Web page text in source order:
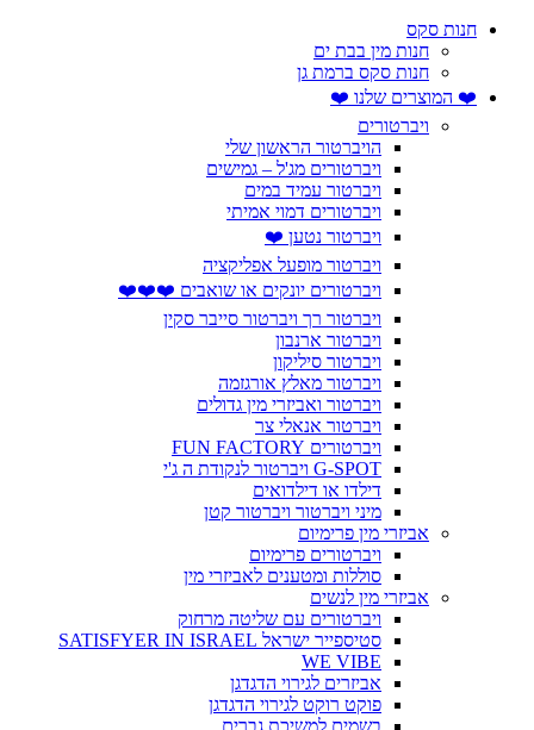
חנות סקס
חנות מין בבת ים
חנות סקס ברמת גן
❤️ המוצרים שלנו ❤️
ויברטורים
הויברטור הראשון שלי
ויברטורים מג'ל – גמישים
ויברטור עמיד במים
ויברטורים דמוי אמיתי
ויברטור נטען ❤️
ויברטור מופעל אפליקציה
ויברטורים יונקים או שואבים ❤️❤️❤️
ויברטור רך ויברטור סייבר סקין
ויברטור ארנבון
ויברטור סיליקון
ויברטור מאלץ אורגזמה
ויברטור ואביזרי מין גדולים
ויברטור אנאלי צר
ויברטורים FUN FACTORY
G-SPOT ויברטור לנקודת ה ג'י
דילדו או דילדואים
מיני ויברטור ויברטור קטן
אביזרי מין פרימיום
ויברטורים פרימיום
סוללות ומטענים לאביזרי מין
אביזרי מין לנשים
ויברטורים עם שליטה מרחוק
סטיספייר ישראל SATISFYER IN ISRAEL
WE VIBE
אביזרים לגירוי הדגדגן
פוקט רוקט לגירוי הדגדגן
בשמים למשיכת גברים